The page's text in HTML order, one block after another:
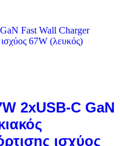
2xUSB-C GaN
ισχύος